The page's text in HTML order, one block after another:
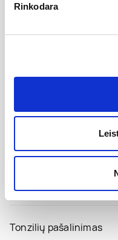
Rinkodara
Nosies kriauklių plastika
Nosies polipų
Nosies sąaugų ir
Tonzilių pašalinimas